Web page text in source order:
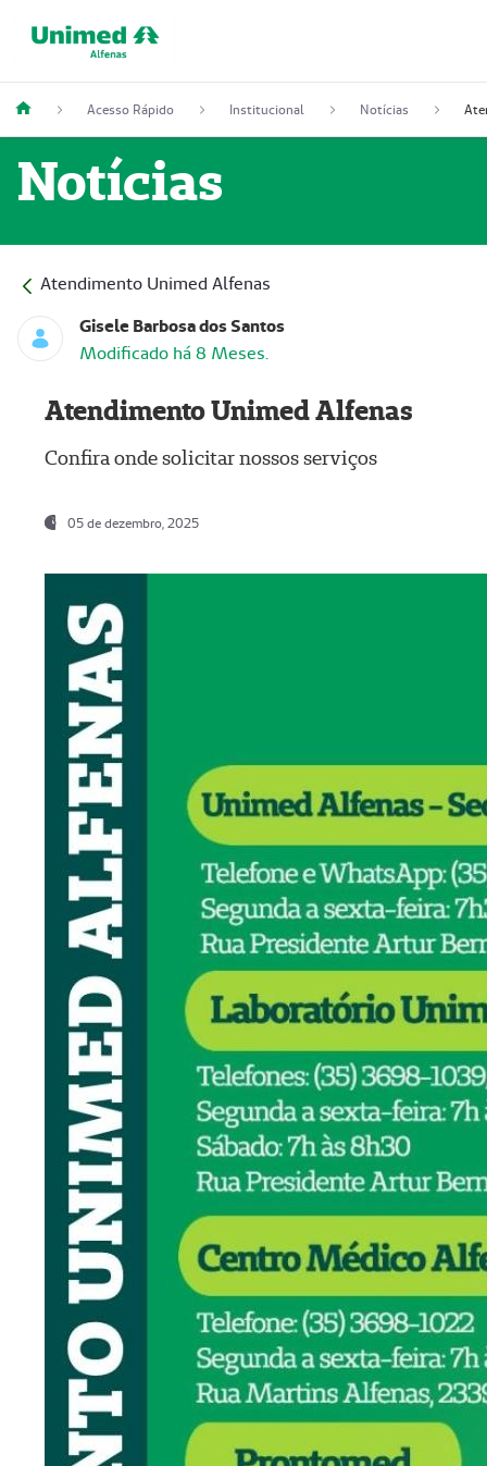
Acesso Rápido Institucional Notícias
Notícias
Atendimento Unimed Alfenas
Gisele Barbosa dos Santos
Modificado há 8 Meses.
Atendimento Unimed Alfenas
Confira onde solicitar nossos serviços
05 de dezembro, 2025